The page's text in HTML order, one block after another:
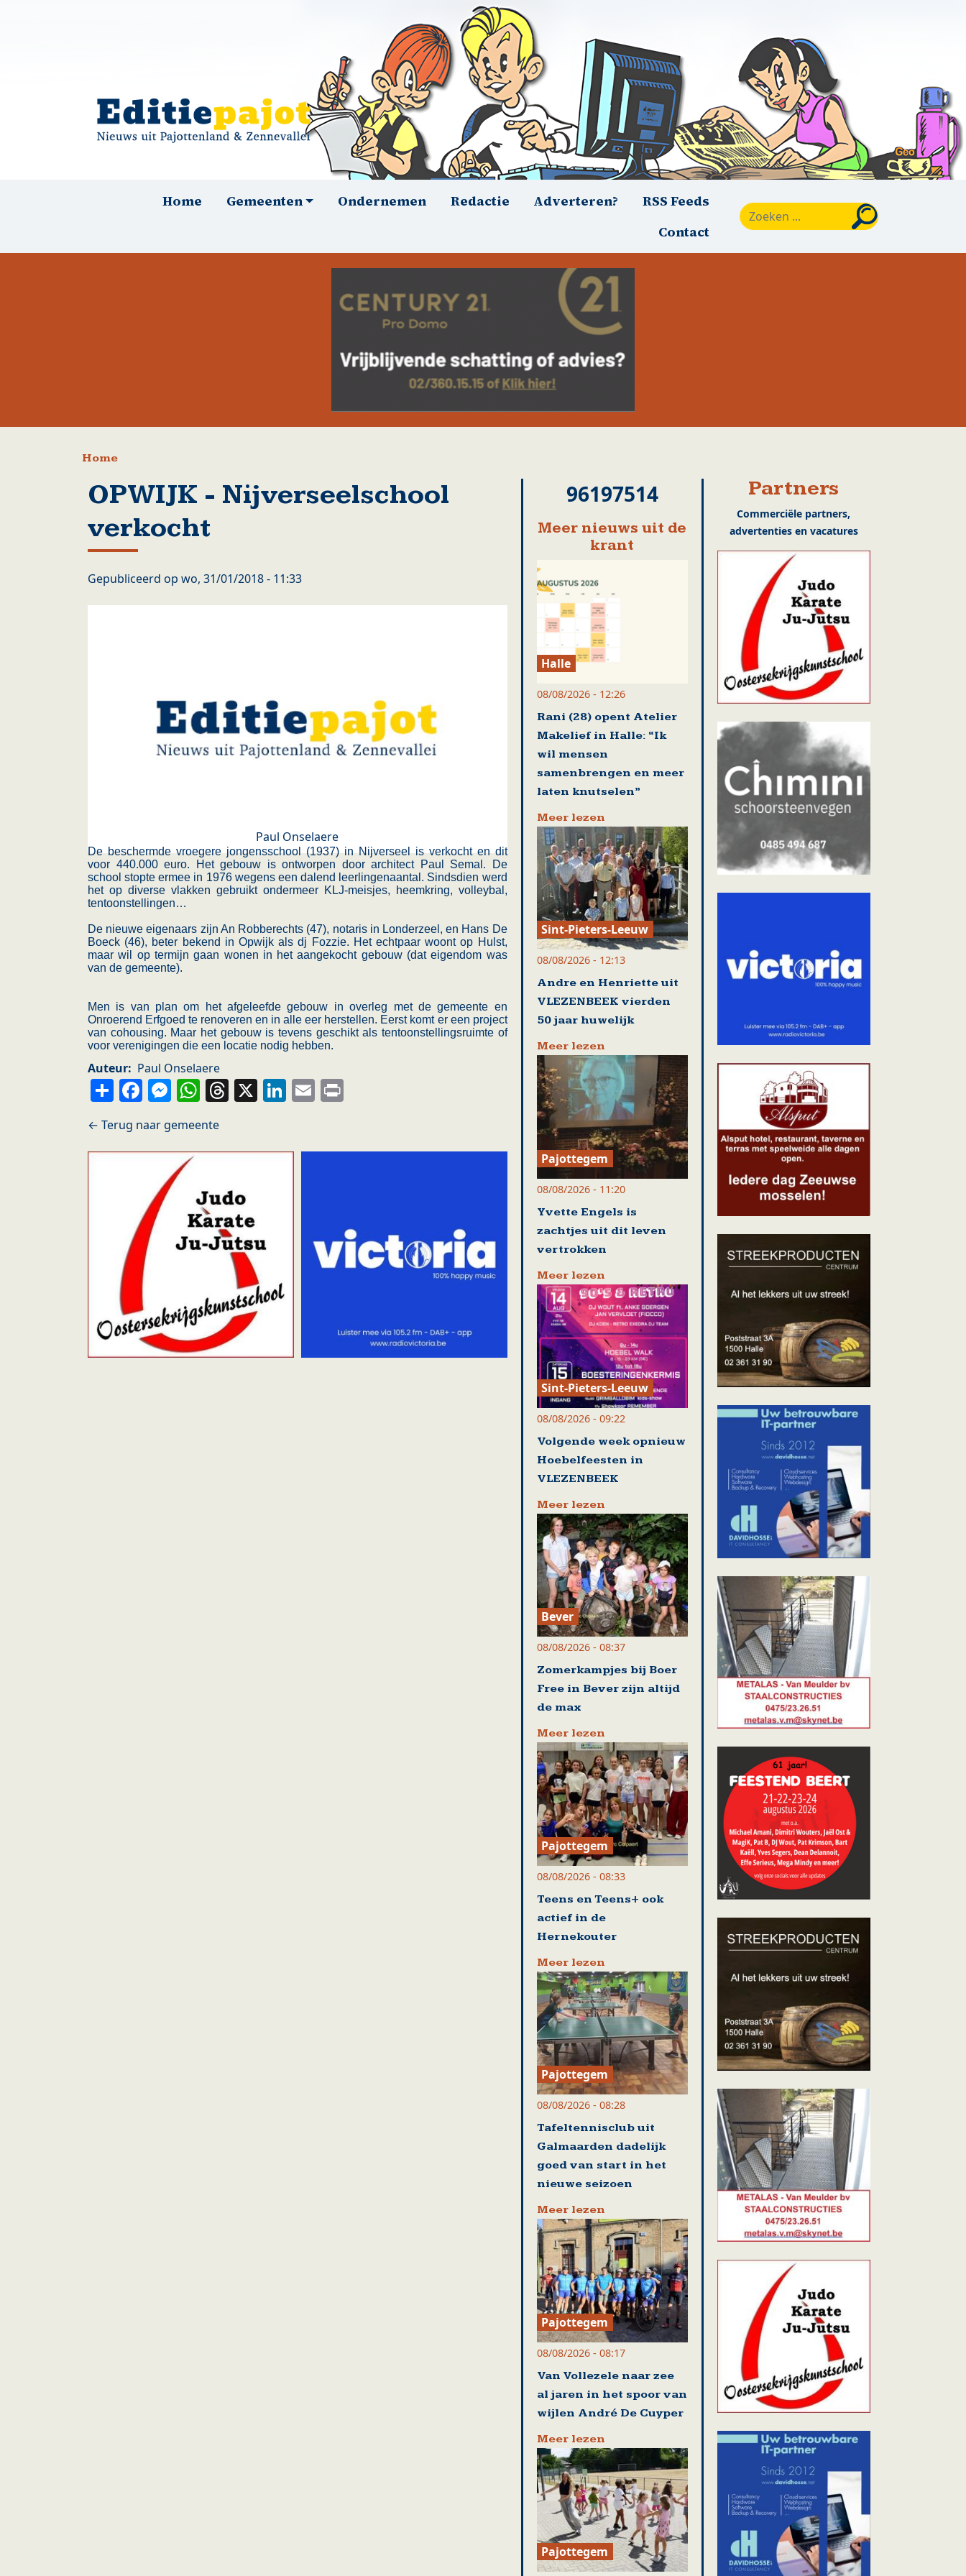
HoofdnavigatieHome Gemeenten Ondernemen Redactie Adverteren?
RSS Feeds
Contact
Kruimelpad
Home
OPWIJK - Nijverseelschool
verkocht
Gepubliceerd op wo, 31/01/2018 - 11:33
Paul Onselaere
De beschermde vroegere jongensschool (1937) in Nijverseel is verkocht en dit
voor 440.000 euro. Het gebouw is ontworpen door architect Paul Semal. De
school stopte ermee in 1976 wegens een dalend leerlingenaantal. Sindsdien werd
het op diverse vlakken gebruikt ondermeer KLJ-meisjes, heemkring, volleybal,
tentoonstellingen…
De nieuwe eigenaars zijn An Robberechts (47), notaris in Londerzeel, en Hans De
Boeck (46), beter bekend in Opwijk als dj Fozzie. Het echtpaar woont op Hulst,
maar wil op termijn gaan wonen in het aangekocht gebouw (dat eigendom was
van de gemeente).
Men is van plan om het afgeleefde gebouw in overleg met de gemeente en
Onroerend Erfgoed te renoveren en in alle eer herstellen. Eerst komt er een project
van cohousing. Maar het gebouw is tevens geschikt als tentoonstellingsruimte of
voor verenigingen die een locatie nodig hebben.
Auteur Paul Onselaere
ShareFacebook
Messenger
WhatsApp
Threads
X LinkedIn
Email
96197514
Meer nieuws uit de
krant
Halle
08/08/2026 - 12:26
Rani (28) opent Atelier
Makelief in Halle: “Ik
wil mensen
samenbrengen en meer
laten knutselen”
Meer lezen
Sint-Pieters-Leeuw
08/08/2026 - 12:13
Andre en Henriette uit
VLEZENBEEK vierden
50 jaar huwelijk
Meer lezen
Pajottegem
08/08/2026 - 11:20
Yvette Engels is
zachtjes uit dit leven
vertrokken
Meer lezen
Sint-Pieters-Leeuw
08/08/2026 - 09:22
Volgende week opnieuw
Hoebelfeesten in
VLEZENBEEK
Meer lezen
Bever
08/08/2026 - 08:37
Zomerkampjes bij Boer
Free in Bever zijn altijd
de max
Meer lezen
Pajottegem
08/08/2026 - 08:33
Teens en Teens+ ook
actief in de
Hernekouter
Meer lezen
Pajottegem
08/08/2026 - 08:28
Tafeltennisclub uit
Galmaarden dadelijk
goed van start in het
nieuwe seizoen
Meer lezen
Pajottegem
08/08/2026 - 08:17
Van Vollezele naar zee
al jaren in het spoor van
wijlen André De Cuyper
Meer lezen
Pajottegem
Partners
Commerciële partners,
advertenties en vacatures